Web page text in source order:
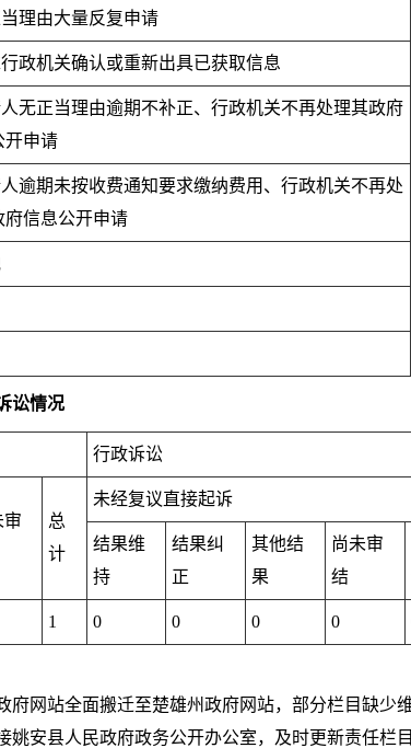
理由大量反复申请
政机关确认或重新出具已获取信息
无正当理由逾期不补正、行政机关不再处理其政府
开申请
逾期未按收费通知要求缴纳费用、行政机关不再处
府信息公开申请
讼情况
行政诉讼
审
总
计
未经复议直接起诉
结果维
持
结果纠
正
其他结
果
尚未审
结
1 0 0 0 0
府网站全面搬迁至楚雄州政府网站，部分栏目缺少
姚安县人民政府政务公开办公室，及时更新责任